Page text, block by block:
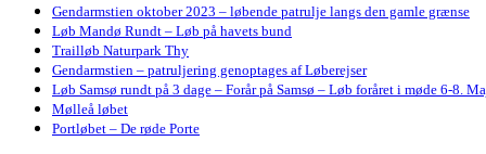
Gendarmstien oktober 2023 – løbende patrulje langs den gamle grænse
Løb Mandø Rundt – Løb på havets bund
Trailløb Naturpark Thy
Gendarmstien – patruljering genoptages af Løberejser
Løb Samsø rundt på 3 dage – Forår på Samsø – Løb foråret i møde 6-8.
Mølleå løbet
Portløbet – De røde Porte